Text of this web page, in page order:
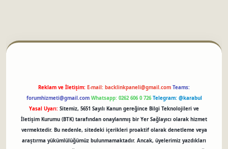
Reklam ve İletişim: E-mail: backlinkpaneli@gmail.com Teams:
forumhizmeti@gmail.com Whatsapp: 0262 606 0 726 Telegram: @karabul
Yasal Uyarı: Sitemiz, 5651 Sayılı Kanun gereğince Bilgi Teknolojileri ve
İletişim Kurumu (BTK) tarafından onaylanmış bir Yer Sağlayıcı olarak hizmet
vermektedir. Bu nedenle, sitedeki içerikleri proaktif olarak denetleme veya
araştırma yükümlülüğümüz bulunmamaktadır. Ancak, üyelerimiz yazdıkları